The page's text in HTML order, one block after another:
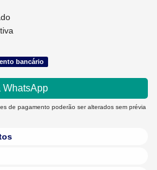
bancário
WhatsApp
de pagamento poderão ser alterados sem prévia